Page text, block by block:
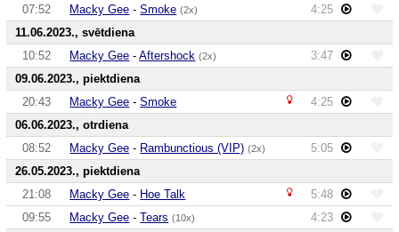
07:52
Macky Gee -Smoke (2x)
4:25
11.06.2023., svētdiena
10:52
Macky Gee -Aftershock (2x)
3:47
09.06.2023., piektdiena
20:43
Macky Gee -Smoke
4:25
06.06.2023., otrdiena
08:52
Macky Gee - Rambunctious (VIP) (2x)
5:05
26.05.2023., piektdiena
21:08
Macky Gee - Hoe Talk
5:48
09:55
Macky Gee -Tears (10x)
4:23